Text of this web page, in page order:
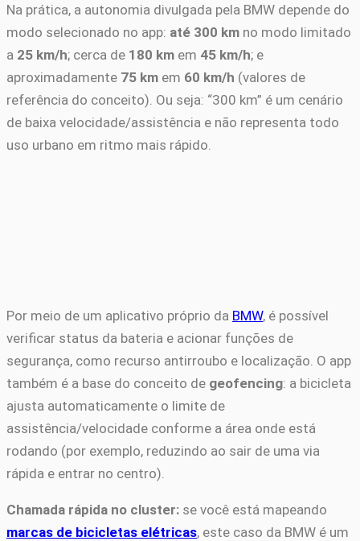
Na prática, a autonomia divulgada pela BMW depende do
modo selecionado no app: até 300 km no modo limitado
a 25 km/h; cerca de 180 km em 45 km/h; e
aproximadamente 75 km em 60 km/h (valores de
referência do conceito). Ou seja: “300 km” é um cenário
de baixa velocidade/assistência e não representa todo
uso urbano em ritmo mais rápido.
Por meio de um aplicativo próprio da BMW, é possível
verificar status da bateria e acionar funções de
segurança, como recurso antirroubo e localização. O app
também é a base do conceito de geofencing: a bicicleta
ajusta automaticamente o limite de
assistência/velocidade conforme a área onde está
rodando (por exemplo, reduzindo ao sair de uma via
rápida e entrar no centro).
Chamada rápida no cluster: se você está mapeando
marcas de bicicletas elétricas, este caso da BMW é um